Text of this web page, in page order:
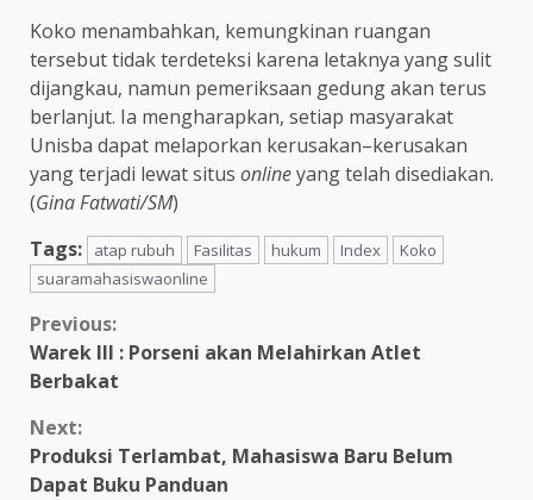
Koko menambahkan, kemungkinan ruangan
tersebut tidak terdeteksi karena letaknya yang sulit
dijangkau, namun pemeriksaan gedung akan terus
berlanjut. Ia mengharapkan, setiap masyarakat
Unisba dapat melaporkan kerusakan–kerusakan
yang terjadi lewat situs onlineyang telah disediakan.
(Gina Fatwati/SM)
Tags:
atap rubuh Fasilitas hukum Index
Koko
suaramahasiswaonline
Previous:
Warek III : Porseni akan Melahirkan Atlet
Berbakat
Next:
Produksi Terlambat, Mahasiswa Baru Belum
Dapat Buku Panduan